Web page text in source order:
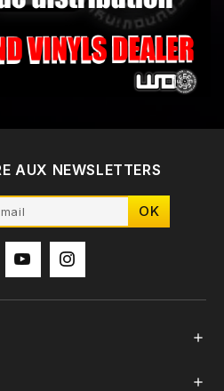
AUX NEWSLETTERS

